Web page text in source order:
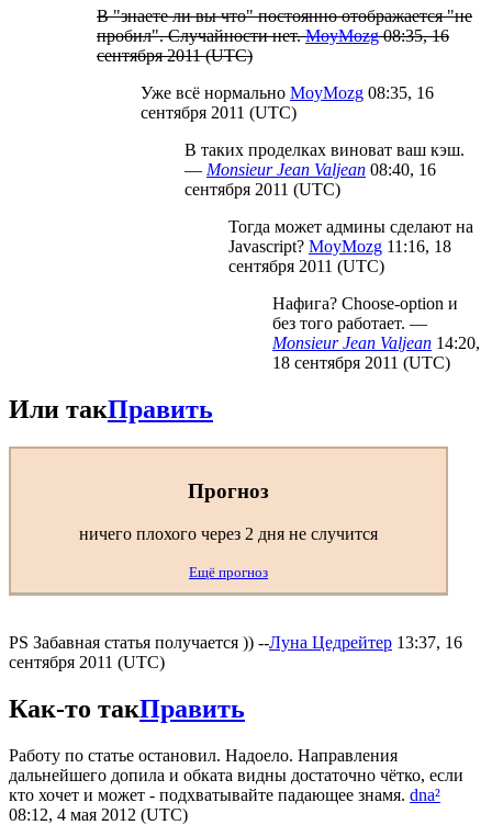
В "знаете ли вы что" постоянно отображается "не
пробил". Случайности нет.MoyMozg08:35, 16
сентября 2011 (UTC)
Уже всё нормально MoyMozg 08:35, 16
сентября 2011 (UTC)
В таких проделках виноват ваш кэш.
— Monsieur Jean Valjean 08:40, 16
сентября 2011 (UTC)
Тогда может админы сделают на
Javascript? MoyMozg 11:16, 18
сентября 2011 (UTC)
Нафига? Choose-option и
без того работает. —
Monsieur Jean Valjean 14:20,
18 сентября 2011 (UTC)
Или такПравить
Прогноз
ничего плохого через 2 дня не случится
Ещё прогноз
PS Забавная статья получается )) --Луна Цедрейтер 13:37, 16
сентября 2011 (UTC)
Как-то такПравить
Работу по статье остановил. Надоело. Направления
дальнейшего допила и обката видны достаточно чётко, если
кто хочет и может - подхватывайте падающее знамя. dna²
08:12, 4 мая 2012 (UTC)